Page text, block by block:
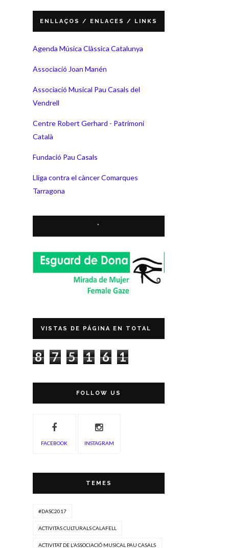
ENLLAÇOS / ENLACES / LINKS
Agenda Música Clàssica Catalunya
Associació Joan Manén
Associació Musical Pau Casals del
Vendrell
Centre Robert Gerhard - Patrimoni
Català
Fundació Pau Casals
Lliga contra el càncer Comarques
Tarragona
*
VISTAS DE PÁGINA EN TOTAL
8 7 5 1 6 1
FOLLOW US
FACEBOOK INSTAGRAM
TEMES
#DASC2017
ACTIVITAS CULTURALS CALAFELL
ACTIVITAT DE L'ASSOCIACIÓ MUSICAL PAU CASALS